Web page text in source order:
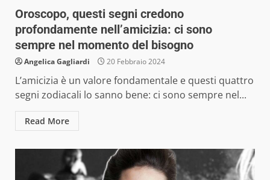
Oroscopo, questi segni credono
profondamente nell’amicizia: ci sono
sempre nel momento del bisogno
Angelica Gagliardi 20 Febbraio 2024
L’amicizia è un valore fondamentale e questi quattro
segni zodiacali lo sanno bene: ci sono sempre nel...
Read More